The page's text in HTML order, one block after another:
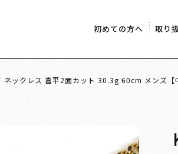
初めての方へ 取り
ネックレス 喜平2面カット 30.3g 60cm メンズ【